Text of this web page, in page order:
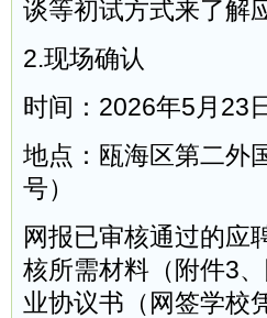
谈等初试方式来了解
2.现场确认
时间：2026年5月23
地点：瓯海区第二外
号）
网报已审核通过的应
核所需材料（附件3
业协议书（网签学校